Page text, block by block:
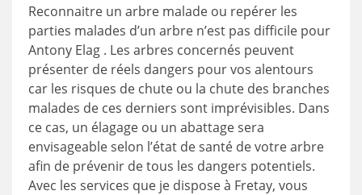
Reconnaitre un arbre malade ou repérer les
parties malades d’un arbre n’est pas difficile pour
Antony Elag . Les arbres concernés peuvent
présenter de réels dangers pour vos alentours
car les risques de chute ou la chute des branches
malades de ces derniers sont imprévisibles. Dans
ce cas, un élagage ou un abattage sera
envisageable selon l’état de santé de votre arbre
afin de prévenir de tous les dangers potentiels.
Avec les services que je dispose à Fretay, vous